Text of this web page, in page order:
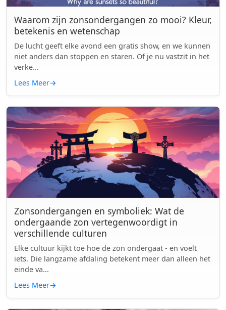
Waarom zijn zonsondergangen zo mooi? Kleur,
betekenis en wetenschap
De lucht geeft elke avond een gratis show, en we kunnen
niet anders dan stoppen en staren. Of je nu vastzit in het
verke...
Lees Meer→
Zonsondergangen en symboliek: Wat de
ondergaande zon vertegenwoordigt in
verschillende culturen
Elke cultuur kijkt toe hoe de zon ondergaat - en voelt
iets. Die langzame afdaling betekent meer dan alleen het
einde va...
Lees Meer→